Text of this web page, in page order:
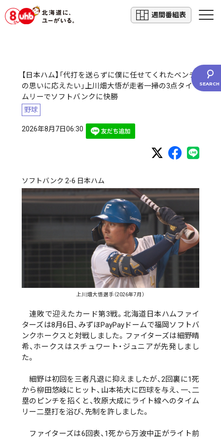
週間番組表
【日本ハム】「代打を送らずに僕に任せてくれたベンチ
の思いに応えたい」上川畑大悟が走者一掃の3点タイ
ムリーでソフトバンクに快勝
野球
2026年8月7日06:30
ソフトバンク 2-6 日本ハム
上川畑大悟選手（2026年7月）
連敗で迎えたカード第3戦。北海道日本ハムファイ
ターズは8月6日、みずほPayPayドームで福岡ソフトバ
ンクホークスと対戦しました。ファイターズは細野晴
希、ホークスはスチュワート・ジュニアが先発しまし
た。
細野は初回を三者凡退に抑えましたが、2回裏に1死
から柳田悠岐にヒット、山本祐大に四球を与え、一、二
塁のピンチを招くと、牧原大成にライト線へのタイム
リー二塁打を浴び、先制を許しました。
ファイターズは6回表、1死から万波中正がライト前